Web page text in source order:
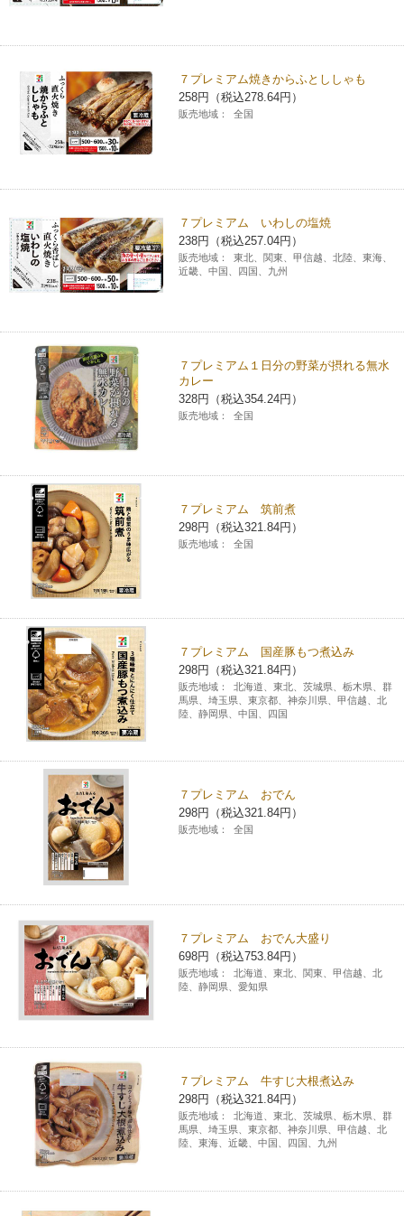
７プレミアム焼きからふとししゃも
258円（税込278.64円）
販売地域： 全国
７プレミアム いわしの塩焼
238円（税込257.04円）
販売地域：
東北、関東、甲信越、北陸、東海、
近畿、中国、四国、九州
７プレミアム１日分の野菜が摂れる無水
カレー
328円（税込354.24円）
販売地域： 全国
７プレミアム 筑前煮
298円（税込321.84円）
販売地域： 全国
７プレミアム 国産豚もつ煮込み
298円（税込321.84円）
販売地域：
北海道、東北、茨城県、栃木県、群
馬県、埼玉県、東京都、神奈川県、甲信越、北
陸、静岡県、中国、四国
７プレミアム おでん
298円（税込321.84円）
販売地域： 全国
７プレミアム おでん大盛り
698円（税込753.84円）
販売地域：
北海道、東北、関東、甲信越、北
陸、静岡県、愛知県
７プレミアム 牛すじ大根煮込み
298円（税込321.84円）
販売地域：
北海道、東北、茨城県、栃木県、群
馬県、埼玉県、東京都、神奈川県、甲信越、北
陸、東海、近畿、中国、四国、九州